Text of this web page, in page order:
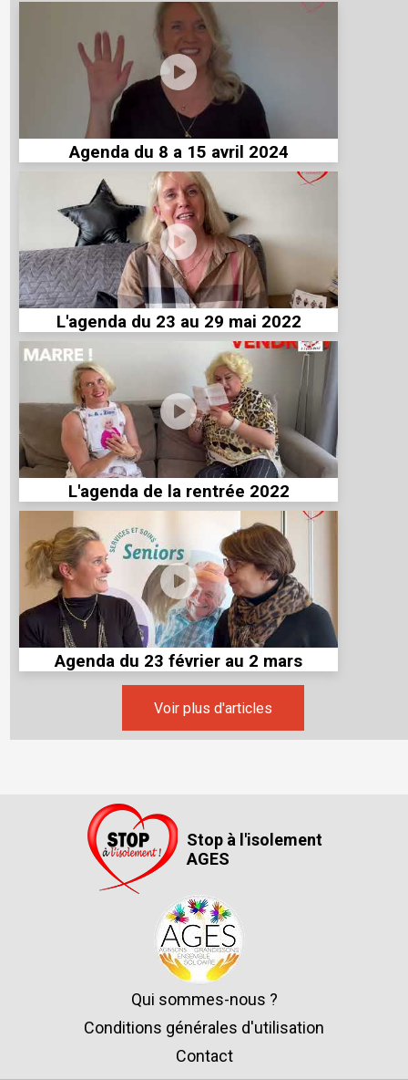
Agenda du 8 a 15 avril 2024
L'agenda du 23 au 29 mai 2022
L'agenda de la rentrée 2022
Agenda du 23 février au 2 mars
Voir plus d'articles
Stop à l'isolement
AGES
Qui sommes-nous ?
Conditions générales d'utilisation
Contact